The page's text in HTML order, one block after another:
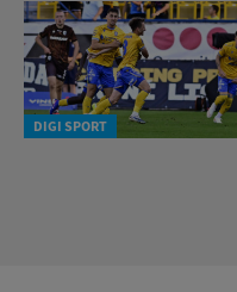
DIGI SPORT